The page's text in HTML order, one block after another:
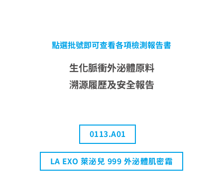
點選批號即可查看各項檢測報告書
生化脈衝外泌體原料
溯源履歷及安全報告
0113.A01
LA EXO 萊泌兒 999 外泌體肌密霜